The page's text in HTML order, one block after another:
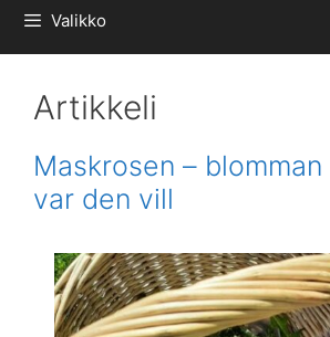
Valikko
Artikkeli
Maskrosen –
var den vill